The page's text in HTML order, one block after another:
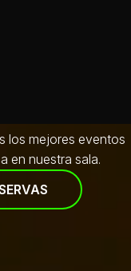
los mejores eventos
en nuestra sala.